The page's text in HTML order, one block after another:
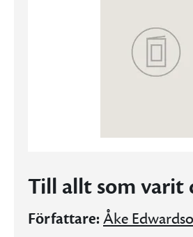
Till allt som varit
Författare:Åke